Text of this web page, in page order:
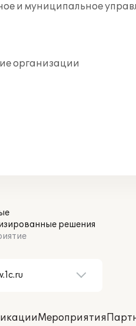
и муниципальное
организации
решения
Мероприятия